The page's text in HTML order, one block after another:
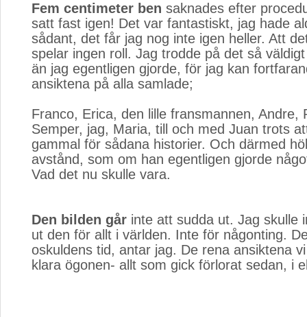
Fem centimeter ben saknades efter
satt fast igen! Det var fantastiskt, jag hade
sådant, det får jag nog inte igen heller. Att
spelar ingen roll. Jag trodde på det så
än jag egentligen gjorde, för jag kan
ansiktena på alla samlade;
Franco, Erica, den lille fransmannen, Andre,
Semper, jag, Maria, till och med Juan trots
gammal för sådana historier. Och därmed
avstånd, som om han egentligen gjorde
Vad det nu skulle vara.
Den bilden går inte att sudda ut. Jag skulle
ut den för allt i världen. Inte för någonting.
oskuldens tid, antar jag. De rena ansiktena
klara ögonen- allt som gick förlorat sedan, i